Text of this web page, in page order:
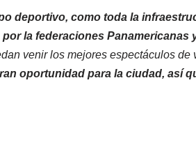
deportivo, como toda la
la federaciones Panamericanas
venir los mejores espectáculos de
oportunidad para la ciudad, así